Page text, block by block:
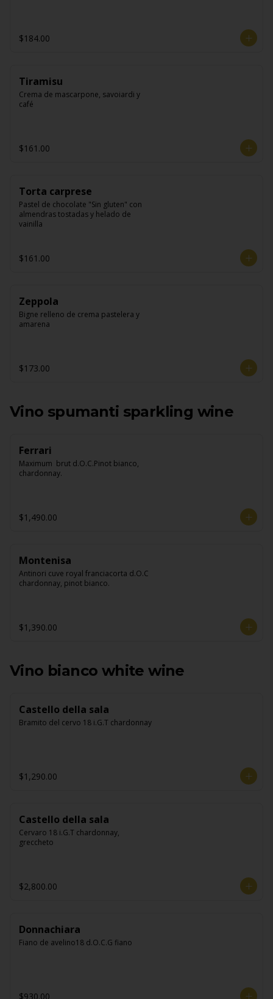
$184.00
Tiramisu
Crema de mascarpone, savoiardi y
café
$161.00
Torta carprese
Pastel de chocolate "Sin gluten" con
almendras tostadas y helado de
vainilla
$161.00
Zeppola
Bigne relleno de crema pastelera y
amarena
$173.00
Vino spumanti sparkling wine
Ferrari
Maximum  brut d.O.C.Pinot bianco,
chardonnay.
$1,490.00
Montenisa
Antinori cuve royal franciacorta d.O.C
chardonnay, pinot bianco.
$1,390.00
Vino bianco white wine
Castello della sala
Bramito del cervo 18 i.G.T chardonnay
$1,290.00
Castello della sala
Cervaro 18 i.G.T chardonnay,
greccheto
$2,800.00
Donnachiara
Fiano de avelino18 d.O.C.G fiano
$930.00